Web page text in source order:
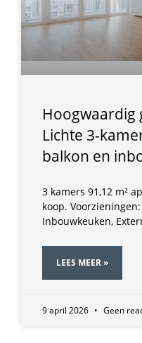
Hoogwaardig
Lichte 3-
balkon en
3 kamers 91,12 m²
koop.
Inbouwkeuken,
LEES MEER »
9 april 2026 Geen